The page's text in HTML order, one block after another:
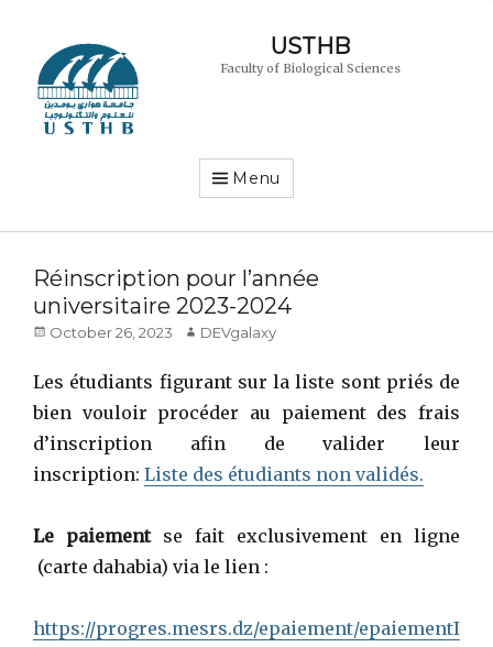
USTHB
Faculty of Biological Sciences
Menu
Réinscription pour l’année
universitaire 2023-2024
Posted
October 26, 2023 Author
DEVgalaxy
Les étudiants figurant sur la liste sont priés de
bien vouloir procéder au paiement des frais
d’inscription afin de valider leur
inscription: Liste des étudiants non validés.
Le paiementse fait exclusivement en ligne
(carte dahabia) via le lien :
https://progres.mesrs.dz/epaiement/epaiementI